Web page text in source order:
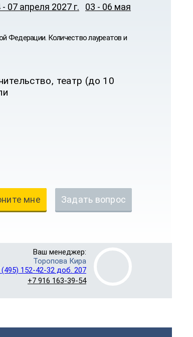
- 07 апреля 2027 г.
03 - 06 мая
Федерации. Количество лауреатов и
театр (до 10
мне Задать вопрос
Ваш менеджер:
Торопова Кира
(495) 152-42-32 доб. 207
+7 916 163-39-54